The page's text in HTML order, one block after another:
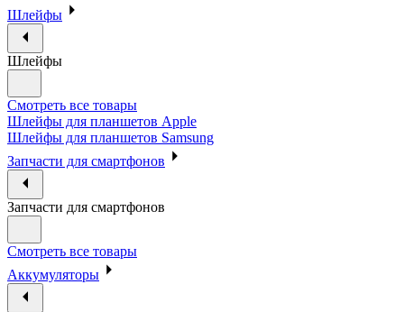
Шлейфы
Шлейфы
Смотреть все товары
Шлейфы для планшетов Apple
Шлейфы для планшетов Samsung
Запчасти для смартфонов
Запчасти для смартфонов
Смотреть все товары
Аккумуляторы